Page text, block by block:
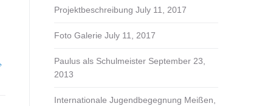
Projektbeschreibung July 11, 2017
Foto Galerie July 11, 2017
Paulus als Schulmeister September 23,
2013
Internationale Jugendbegegnung Meißen,